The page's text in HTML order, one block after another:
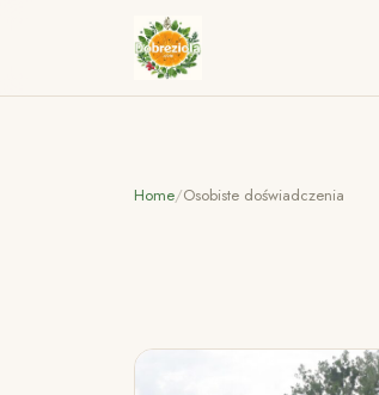
Home/Osobiste doświadczenia